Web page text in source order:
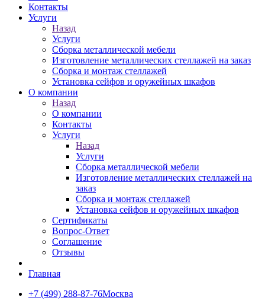
Контакты
Услуги
Назад
Услуги
Сборка металлической мебели
Изготовление металлических стеллажей на заказ
Сборка и монтаж стеллажей
Установка сейфов и оружейных шкафов
О компании
Назад
О компании
Контакты
Услуги
Назад
Услуги
Сборка металлической мебели
Изготовление металлических стеллажей на
заказ
Сборка и монтаж стеллажей
Установка сейфов и оружейных шкафов
Сертификаты
Вопрос-Ответ
Соглашение
Отзывы
Главная
+7 (499) 288-87-76Москва